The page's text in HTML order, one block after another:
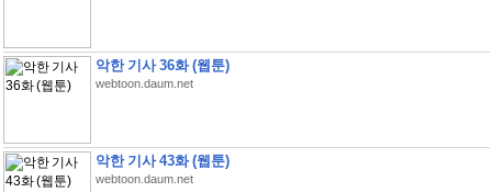
악한 기사 36화 (웹툰)
webtoon.daum.net
악한 기사 43화 (웹툰)
webtoon.daum.net